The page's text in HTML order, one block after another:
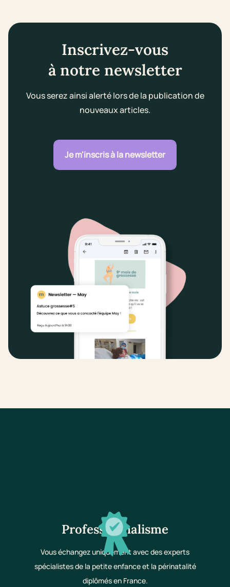
Inscrivez-vous
à notre newsletter
Vous serez ainsi alerté lors de la publication de
nouveaux articles.
Je m'inscris à la newsletter
Professionnalisme
Vous échangez uniquement avec des experts
spécialistes de la petite enfance et la périnatalité
diplômés en France.